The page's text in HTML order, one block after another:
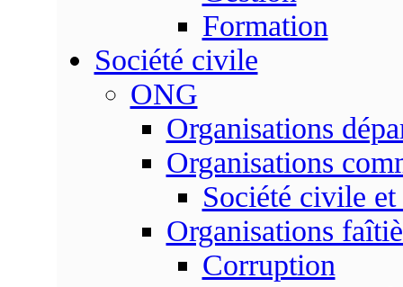
Formation
Société civile
ONG
Organisations
Organisations
Société civile
Organisations
Corruption